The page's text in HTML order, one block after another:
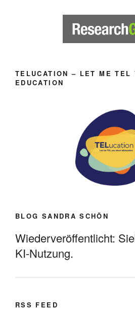
TELUCATION – LET ME TEL
EDUCATION
BLOG SANDRA SCHÖN
Wiederveröffentlicht:
KI-Nutzung.
RSS FEED